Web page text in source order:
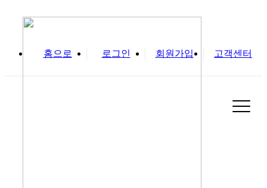
홈으로 로그인 회원가입 고객센터